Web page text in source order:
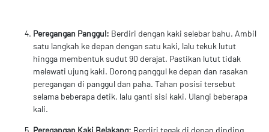
Peregangan Panggul: Berdiri dengan kaki selebar bahu. Ambil
satu langkah ke depan dengan satu kaki, lalu tekuk lutut
hingga membentuk sudut 90 derajat. Pastikan lutut tidak
melewati ujung kaki. Dorong panggul ke depan dan rasakan
peregangan di panggul dan paha. Tahan posisi tersebut
selama beberapa detik, lalu ganti sisi kaki. Ulangi beberapa
kali.
Peregangan Kaki Belakang: Berdiri tegak di depan dinding